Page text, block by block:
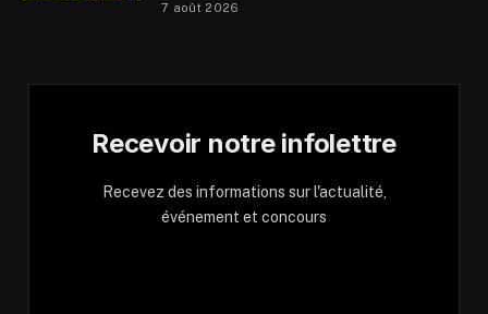
7 août 2026
Recevoir notre infolettre
Recevez des informations sur l'actualité,
événement et concours